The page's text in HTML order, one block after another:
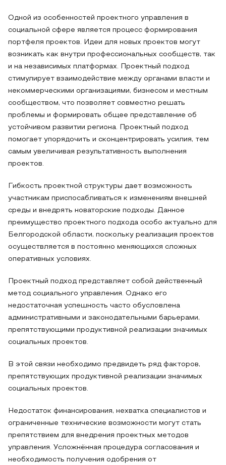
Одной из особенностей проектного управления в
социальной сфере является процесс формирования
портфеля проектов. Идеи для новых проектов могут
возникать как внутри профессиональных сообществ, так
и на независимых платформах. Проектный подход
стимулирует взаимодействие между органами власти и
некоммерческими организациями, бизнесом и местным
сообществом, что позволяет совместно решать
проблемы и формировать общее представление об
устойчивом развитии региона. Проектный подход
помогает упорядочить и сконцентрировать усилия, тем
самым увеличивая результативность выполнения
проектов.
Гибкость проектной структуры дает возможность
участникам приспосабливаться к изменениям внешней
среды и внедрять новаторские подходы. Данное
преимущество проектного подхода особо актуально для
Белгородской области, поскольку реализация проектов
осуществляется в постоянно меняющихся сложных
оперативных условиях.
Проектный подход представляет собой действенный
метод социального управления. Однако его
недостаточная успешность часто обусловлена
административными и законодательными барьерами,
препятствующими продуктивной реализации значимых
социальных проектов.
В этой связи необходимо предвидеть ряд факторов,
препятствующих продуктивной реализации значимых
социальных проектов.
Недостаток финансирования, нехватка специалистов и
ограниченные технические возможности могут стать
препятствием для внедрения проектных методов
управления. Усложнённая процедура согласования и
необходимость получения одобрения от